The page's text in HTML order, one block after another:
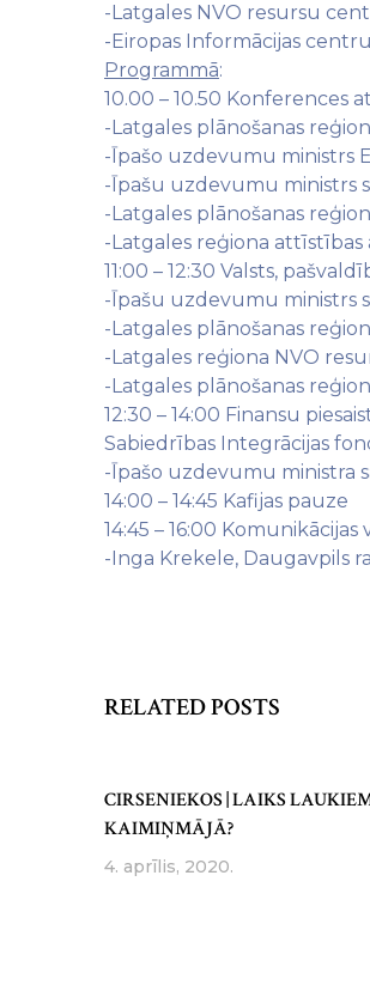
-Latgales NVO resursu
-Eiropas Informācijas
Programmā:
10.00 – 10.50 Konferences
-Latgales plānošanas
-Īpašo uzdevumu ministrs
-Īpašu uzdevumu ministrs
-Latgales plānošanas
-Latgales reģiona attīstības
11:00 – 12:30 Valsts,
-Īpašu uzdevumu ministrs
-Latgales plānošanas
-Latgales reģiona NVO
-Latgales plānošanas
12:30 – 14:00 Finansu
Sabiedrības Integrācijas
-Īpašo uzdevumu ministra
14:00 – 14:45 Kafijas pauze
14:45 – 16:00
-Inga Krekele, Daugavpils
RELATED POSTS
CIRSENIEKOS | LAIKS
KAIMIŅMĀJĀ?
4. aprīlis, 2020.